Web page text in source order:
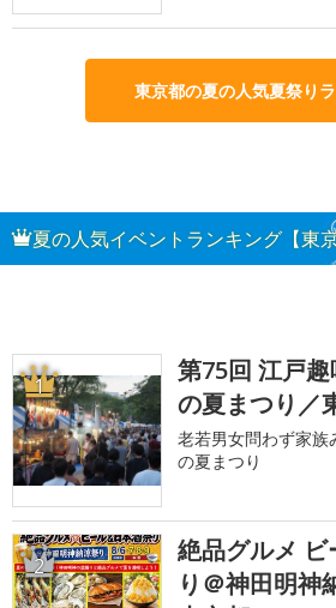
東京都の夏の人気夏祭り
夏の人気イベントランキング【東京
1
第75回 江戸
の夏まつり／
老若男女問わず家族
の夏まつり
2
絶品グルメ
り＠神田明神